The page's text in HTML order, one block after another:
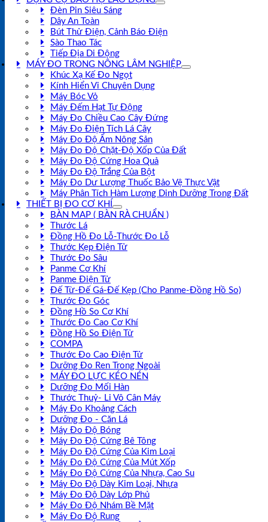
Đèn Pin Siêu Sáng
Dây An Toàn
Bút Thử Điện, Cảnh Báo Điện
Sào Thao Tác
Tiếp Địa Di Động
MÁY ĐO TRONG NÔNG LÂM NGHIỆP
Khúc Xạ Kế Đo Ngọt
Kính Hiển Vi Chuyên Dụng
Máy Bóc Vỏ
Máy Đếm Hạt Tự Động
Máy Đo Chiều Cao Cây Đứng
Máy Đo Điện Tích Lá Cây
Máy Đo Độ Ẩm Nông Sản
Máy Đo Độ Chặt-Độ Xốp Của Đất
Máy Đo Độ Cứng Hoa Quả
Máy Đo Độ Trắng Của Bột
Máy Đo Dư Lượng Thuốc Bảo Vệ Thực Vật
Máy Phân Tích Hàm Lượng Dinh Dưỡng Trong Đất
THIẾT BỊ ĐO CƠ KHÍ
BÀN MAP ( BÀN RÀ CHUẨN )
Thước Lá
Đồng Hồ Đo Lỗ-Thước Đo Lỗ
Thước Kẹp Điện Tử
Thước Đo Sâu
Panme Cơ Khí
Panme Điện Tử
Đế Từ-Đế Gá-Đế Kẹp (Cho Panme-Đồng Hồ So)
Thước Đo Góc
Đồng Hồ So Cơ Khí
Thước Đo Cao Cơ Khí
Đồng Hồ So Điện Tử
COMPA
Thước Đo Cao Điện Tử
Dưỡng Đo Ren Trong Ngoài
MÁY ĐO LỰC KÉO NÉN
Dưỡng Đo Mối Hàn
Thước Thuỷ- Li Vô Cân Máy
Máy Đo Khoảng Cách
Dưỡng Đo - Căn Lá
Máy Đo Độ Bóng
Máy Đo Độ Cứng Bê Tông
Máy Đo Độ Cứng Của Kim Loại
Máy Đo Độ Cứng Của Mút Xốp
Máy Đo Độ Cứng Của Nhựa, Cao Su
Máy Đo Độ Dày Kim Loại, Nhựa
Máy Đo Độ Dày Lớp Phủ
Máy Đo Độ Nhám Bề Mặt
Máy Đo Độ Rung